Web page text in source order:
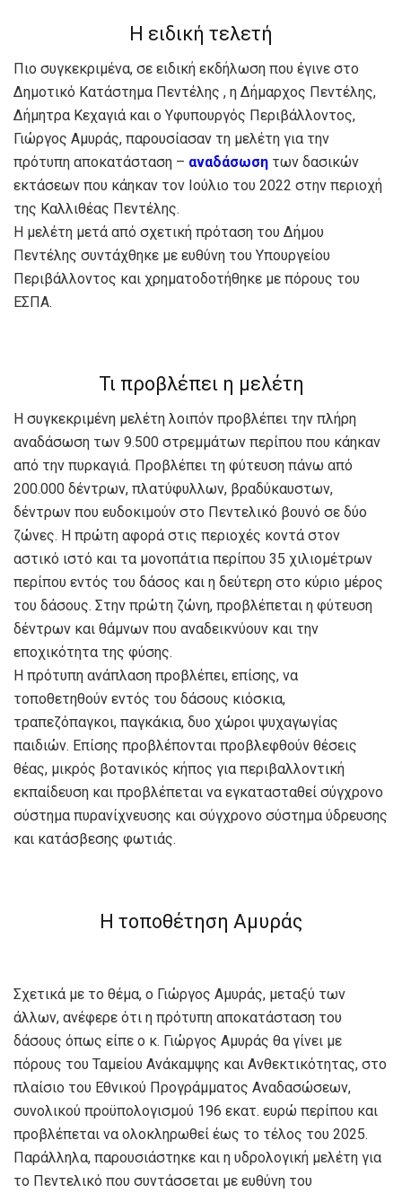
Η ειδική τελετή
Πιο συγκεκριμένα, σε ειδική εκδήλωση που έγινε στο
Δημοτικό Κατάστημα Πεντέλης , η Δήμαρχος Πεντέλης,
Δήμητρα Κεχαγιά και ο Υφυπουργός Περιβάλλοντος,
Γιώργος Αμυράς, παρουσίασαν τη μελέτη για την
πρότυπη αποκατάσταση – αναδάσωση των δασικών
εκτάσεων που κάηκαν τον Ιούλιο του 2022 στην περιοχή
της Καλλιθέας Πεντέλης.
Η μελέτη μετά από σχετική πρόταση του Δήμου
Πεντέλης συντάχθηκε με ευθύνη του Υπουργείου
Περιβάλλοντος και χρηματοδοτήθηκε με πόρους του
ΕΣΠΑ.
Τι προβλέπει η μελέτη
Η συγκεκριμένη μελέτη λοιπόν προβλέπει την πλήρη
αναδάσωση των 9.500 στρεμμάτων περίπου που κάηκαν
από την πυρκαγιά. Προβλέπει τη φύτευση πάνω από
200.000 δέντρων, πλατύφυλλων, βραδύκαυστων,
δέντρων που ευδοκιμούν στο Πεντελικό βουνό σε δύο
ζώνες. Η πρώτη αφορά στις περιοχές κοντά στον
αστικό ιστό και τα μονοπάτια περίπου 35 χιλιομέτρων
περίπου εντός του δάσος και η δεύτερη στο κύριο μέρος
του δάσους. Στην πρώτη ζώνη, προβλέπεται η φύτευση
δέντρων και θάμνων που αναδεικνύουν και την
εποχικότητα της φύσης.
Η πρότυπη ανάπλαση προβλέπει, επίσης, να
τοποθετηθούν εντός του δάσους κιόσκια,
τραπεζόπαγκοι, παγκάκια, δυο χώροι ψυχαγωγίας
παιδιών. Επίσης προβλέπονται προβλεφθούν θέσεις
θέας, μικρός βοτανικός κήπος για περιβαλλοντική
εκπαίδευση και προβλέπεται να εγκατασταθεί σύγχρονο
σύστημα πυρανίχνευσης και σύγχρονο σύστημα ύδρευσης
και κατάσβεσης φωτιάς.
Η τοποθέτηση Αμυράς
Σχετικά με το θέμα, ο Γιώργος Αμυράς, μεταξύ των
άλλων, ανέφερε ότι η πρότυπη αποκατάσταση του
δάσους όπως είπε ο κ. Γιώργος Αμυράς θα γίνει με
πόρους του Ταμείου Ανάκαμψης και Ανθεκτικότητας, στο
πλαίσιο του Εθνικού Προγράμματος Αναδασώσεων,
συνολικού προϋπολογισμού 196 εκατ. ευρώ περίπου και
προβλέπεται να ολοκληρωθεί έως το τέλος του 2025.
Παράλληλα, παρουσιάστηκε και η υδρολογική μελέτη για
το Πεντελικό που συντάσσεται με ευθύνη του